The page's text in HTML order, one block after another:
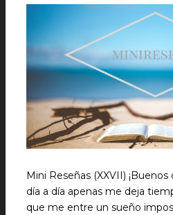
Mini Reseñas (XXVII)
día a día apenas me deja
que me entre un sueño